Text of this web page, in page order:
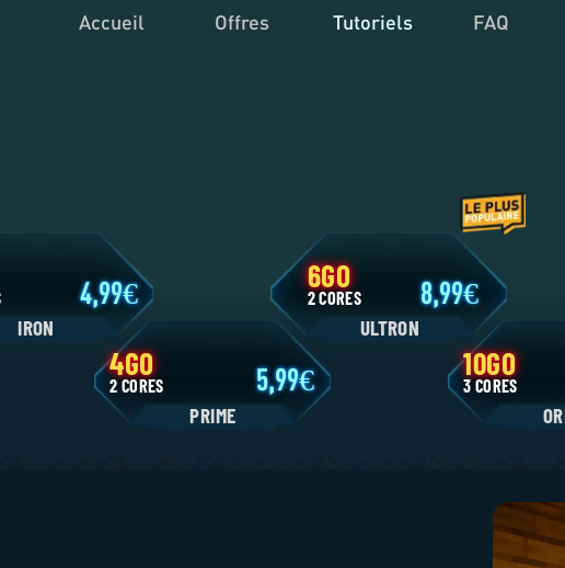
Accueil Offres Tutoriels FAQ
4,99
4GO
2 CORES 5,99
6GO
2 CORES 8,99
ULTRON
10GO
3 CORES